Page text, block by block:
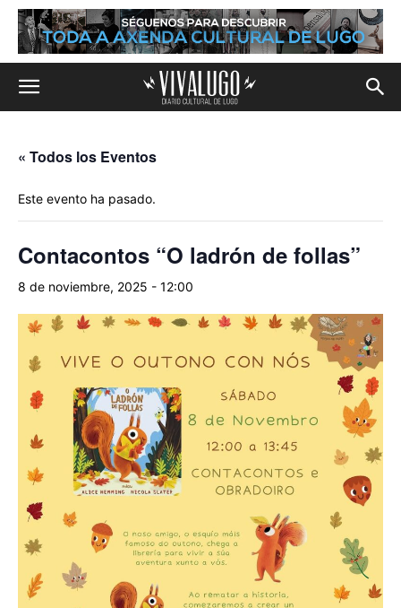
« Todos los Eventos
Este evento ha pasado.
Contacontos “O ladrón de follas”
8 de noviembre, 2025 - 12:00